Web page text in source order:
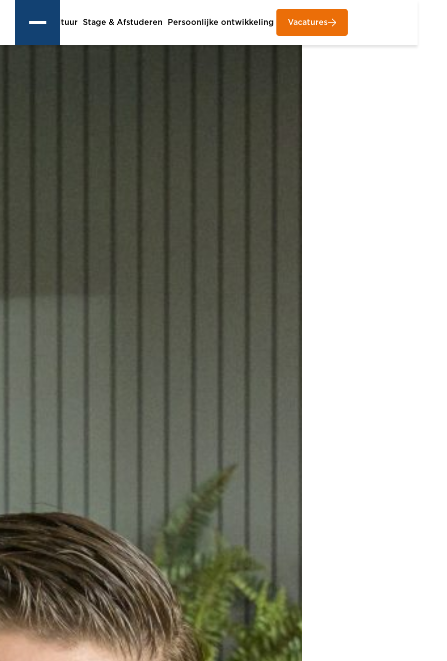
Cultuur Stage & Afstuderen Persoonlijke ontwikkeling Vacatures